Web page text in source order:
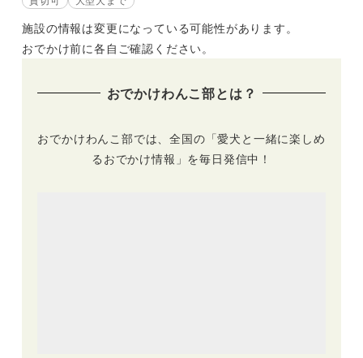
施設の情報は変更になっている可能性があります。
おでかけ前に各自ご確認ください。
おでかけわんこ部とは？
おでかけわんこ部では、全国の「愛犬と一緒に楽しめ
るおでかけ情報」を毎日発信中！